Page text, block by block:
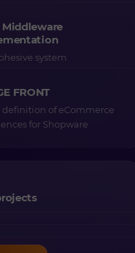
Middleware
system
FRONT
definition of eCommerce
for Shopware
szybciej i skuteczniej
online, krótka rozmowa i
w prosty i
praktyczną wiedzę o
mogą podpowiedzieć
– dowiedz się, jak
Shopware by rozwijać